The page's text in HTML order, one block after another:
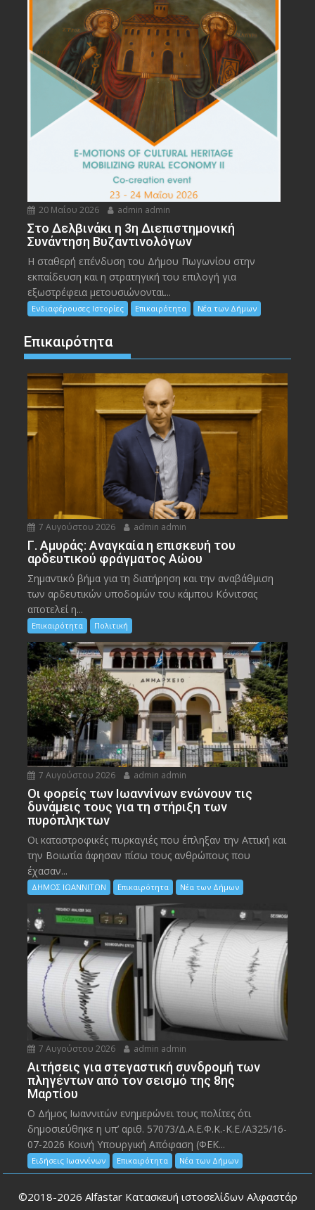
20 Μαΐου 2026 admin admin
Στο Δελβινάκι η 3η Διεπιστημονική
Συνάντηση Βυζαντινολόγων
Η σταθερή επένδυση του Δήμου Πωγωνίου στην
εκπαίδευση και η στρατηγική του επιλογή για
εξωστρέφεια μετουσιώνονται...
Ενδιαφέρουσες Ιστορίες Επικαιρότητα Νέα των Δήμων
Επικαιρότητα
7 Αυγούστου 2026 admin admin
Γ. Αμυράς: Αναγκαία η επισκευή του
αρδευτικού φράγματος Αώου
Σημαντικό βήμα για τη διατήρηση και την αναβάθμιση
των αρδευτικών υποδομών του κάμπου Κόνιτσας
αποτελεί η...
Επικαιρότητα Πολιτική
7 Αυγούστου 2026 admin admin
Οι φορείς των Ιωαννίνων ενώνουν τις
δυνάμεις τους για τη στήριξη των
πυρόπληκτων
Οι καταστροφικές πυρκαγιές που έπληξαν την Αττική και
την Bοιωτία άφησαν πίσω τους ανθρώπους που
έχασαν...
ΔΗΜΟΣ ΙΩΑΝΝΙΤΩΝ Επικαιρότητα Νέα των Δήμων
7 Αυγούστου 2026 admin admin
Αιτήσεις για στεγαστική συνδρομή των
πληγέντων από τον σεισμό της 8ης
Μαρτίου
Ο Δήμος Ιωαννιτών ενημερώνει τους πολίτες ότι
δημοσιεύθηκε η υπ’ αριθ. 57073/Δ.Α.Ε.Φ.Κ.-Κ.Ε./Α325/16-
07-2026 Κοινή Υπουργική Απόφαση (ΦΕΚ...
Ειδήσεις Ιωαννίνων Επικαιρότητα Νέα των Δήμων
©2018-2026 Alfastar Κατασκευή ιστοσελίδων Αλφαστάρ